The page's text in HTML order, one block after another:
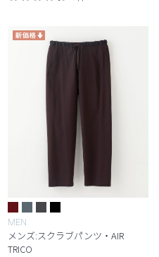
MEN
メンズ:スクラブパンツ・AIR
TRICO